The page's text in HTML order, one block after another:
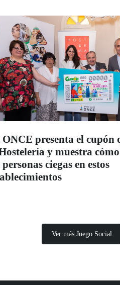
presenta el cupón
y muestra
ciegas en estos
Ver más Juego Social